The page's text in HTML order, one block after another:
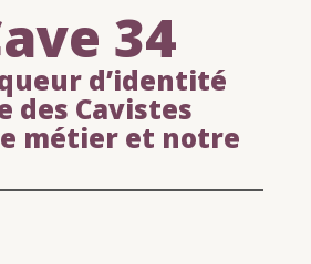
34
d’identité
des Cavistes
métier et notre